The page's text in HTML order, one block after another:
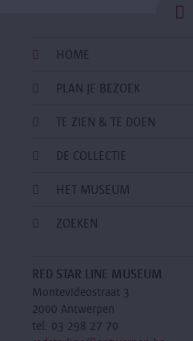
HOME
PLAN JE BEZOEK
TE ZIEN & TE DOEN
DE COLLECTIE
HET MUSEUM
ZOEKEN
RED STAR LINE MUSEUM
Montevideostraat 3
2000 Antwerpen
tel. 03 298 27 70